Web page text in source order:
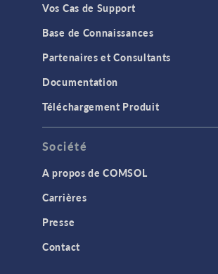
Vos Cas de Support
Base de Connaissances
Partenaires et Consultants
Documentation
Téléchargement Produit
Société
A propos de COMSOL
Carrières
Presse
Contact